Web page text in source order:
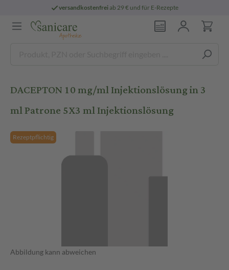
versandkostenfreiab 29 € und für E-Rezepte
DACEPTON 10 mg/ml Injektionslösung in 3
ml Patrone 5X3 ml Injektionslösung
Rezeptpflichtig
Abbildung kann abweichen